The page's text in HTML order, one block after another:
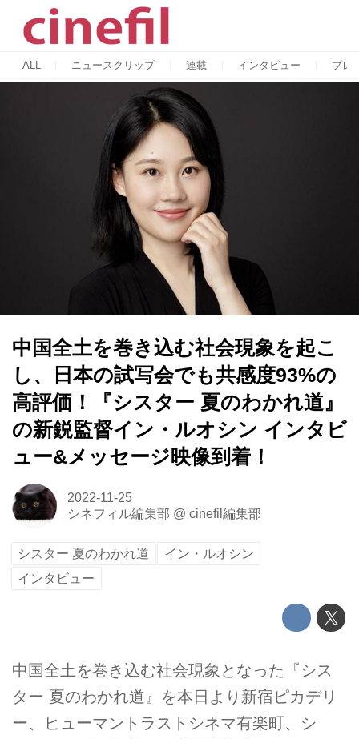
ALL ニュースクリップ 連載 インタビュー プレ
中国全土を巻き込む社会現象を起こ
し、日本の試写会でも共感度93%の
高評価！『シスター 夏のわかれ道』
の新鋭監督イン・ルオシン インタビ
ュー&メッセージ映像到着！
2022-11-25
シネフィル編集部 @ cinefil編集部
シスター 夏のわかれ道
イン・ルオシン
インタビュー
中国全土を巻き込む社会現象となった『シス
ター 夏のわかれ道』を本日より新宿ピカデリ
ー、ヒューマントラストシネマ有楽町、シ